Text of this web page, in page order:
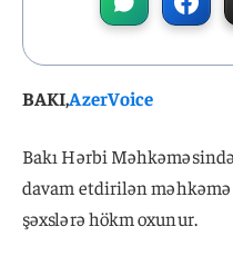
BAKI,AzerVoice
Bakı Hərbi
davam etdirilən
şəxslərə hökm oxunur.